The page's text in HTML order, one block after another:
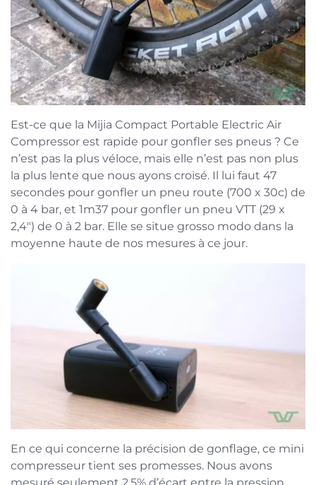
Est-ce que la Mijia Compact Portable Electric Air
Compressor est rapide pour gonfler ses pneus ? Ce
n’est pas la plus véloce, mais elle n’est pas non plus
la plus lente que nous ayons croisé. Il lui faut 47
secondes pour gonfler un pneu route (700 x 30c) de
0 à 4 bar, et 1m37 pour gonfler un pneu VTT (29 x
2,4″) de 0 à 2 bar. Elle se situe grosso modo dans la
moyenne haute de nos mesures à ce jour.
En ce qui concerne la précision de gonflage, ce mini
compresseur tient ses promesses. Nous avons